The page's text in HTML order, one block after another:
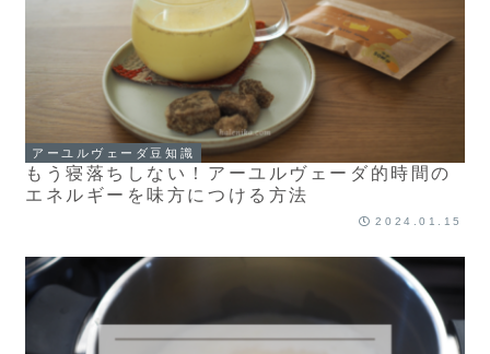
アーユルヴェーダ豆知識
もう寝落ちしない！アーユルヴェーダ的時間の
エネルギーを味方につける方法
2024.01.15